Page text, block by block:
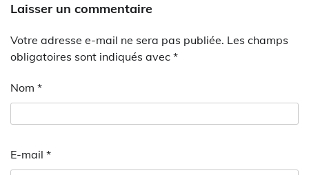
Laisser un commentaire
Votre adresse e-mail ne sera pas publiée. Les champs
obligatoires sont indiqués avec *
Nom *
E-mail *